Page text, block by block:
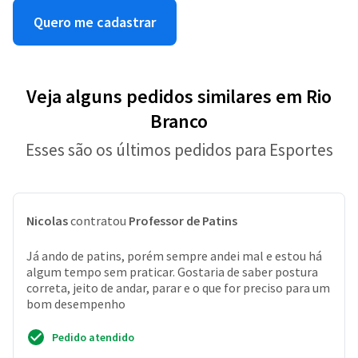
Quero me cadastrar
Veja alguns pedidos similares em Rio
Branco
Esses são os últimos pedidos para Esportes
Nicolascontratou Professor de Patins
Já ando de patins, porém sempre andei mal e estou há
algum tempo sem praticar. Gostaria de saber postura
correta, jeito de andar, parar e o que for preciso para um
bom desempenho
Pedido atendido